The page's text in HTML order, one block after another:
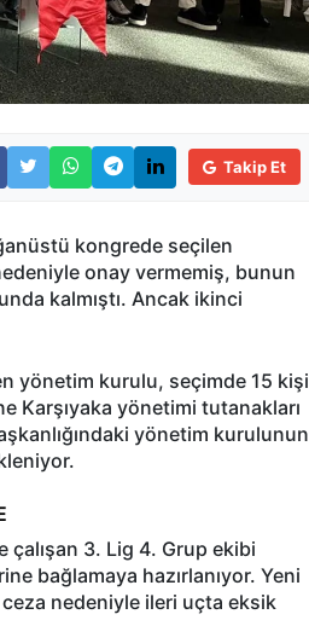
Takip Et
kongrede seçilen
onay vermemiş, bunun
kalmıştı. Ancak ikinci
yönetim kurulu, seçimde 15 kişi
Karşıyaka yönetimi tutanakları
yönetim kurulunun
3. Lig 4. Grup ekibi
bağlamaya hazırlanıyor. Yeni
ceza nedeniyle ileri uçta eksik